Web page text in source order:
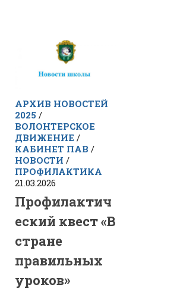
АРХИВ НОВОСТЕЙ
2025 /
ВОЛОНТЕРСКОЕ
ДВИЖЕНИЕ /
КАБИНЕТ ПАВ /
НОВОСТИ /
ПРОФИЛАКТИКА
21.03.2026
Профилактич
еский квест «В
стране
правильных
уроков»